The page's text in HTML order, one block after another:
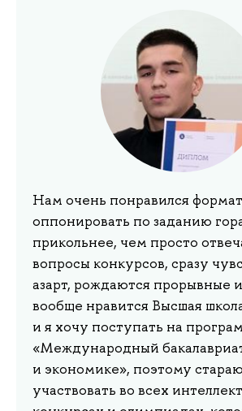
Нам очень понравился
оппонировать по заданию
прикольнее, чем просто
вопросы конкурсов, сразу
азарт, рождаются прорывные
вообще нравится Высшая
и я хочу поступать на
«Международный
и экономике», поэтому
участвовать во всех